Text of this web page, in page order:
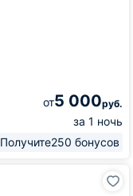
от5 000руб.
за 1 ночь
Получите250 бонусов